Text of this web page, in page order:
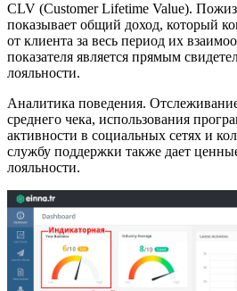
CLV (Customer Lifetime Value).
показывает общий доход, который
от клиента за весь период их
показателя является прямым
лояльности.
Аналитика поведения.
среднего чека, использования
активности в социальных сетях и
службу поддержки также дает
лояльности.